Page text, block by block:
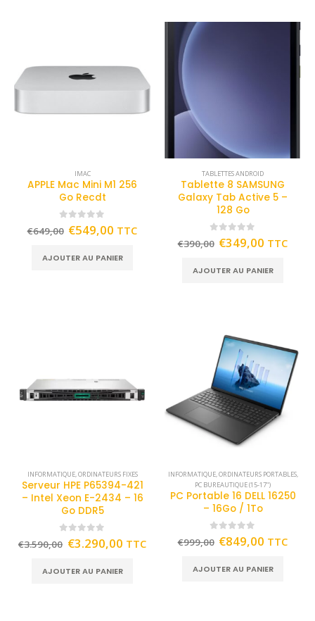
IMAC
APPLE Mac Mini M1 256
Go Recdt
out of 5
€649,00 €549,00 TTC
AJOUTER AU PANIER
TABLETTES ANDROID
Tablette 8 SAMSUNG
Galaxy Tab Active 5 –
128 Go
out of 5
€390,00 €349,00 TTC
AJOUTER AU PANIER
INFORMATIQUE,ORDINATEURS FIXES
Serveur HPE P65394-421
– Intel Xeon E-2434 – 16
Go DDR5
out of 5
€3.590,00 €3.290,00 TTC
AJOUTER AU PANIER
INFORMATIQUE,ORDINATEURS PORTABLES,
PC BUREAUTIQUE (15-17")
PC Portable 16 DELL 16250
– 16Go / 1To
out of 5
€999,00 €849,00 TTC
AJOUTER AU PANIER